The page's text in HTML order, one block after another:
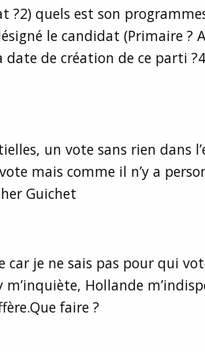
?2) quels est son
le candidat (Primaire ?
de création de ce parti
un vote sans rien dans
mais comme il n’y a
Guichet
car je ne sais pas pour qui
Hollande
faire ?